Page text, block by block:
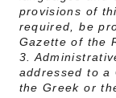
provisions of
required, be
Gazette of the
3.
addressed to a
the Greek or